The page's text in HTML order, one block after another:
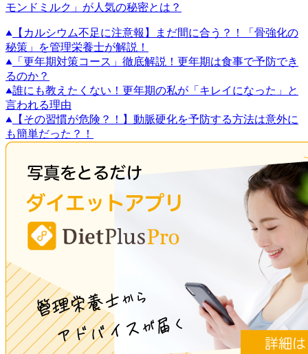
モンドミルク」が人気の秘密とは？
【カルシウム不足に注意報】まだ間に合う？！「骨強化の
秘策」を管理栄養士が解説！
「更年期対策コース」徹底解説！更年期は食事で予防でき
るのか？
誰にも教えたくない！更年期の私が「キレイになった」と
言われる理由
【その習慣が危険？！】動脈硬化を予防する方法は意外に
も簡単だった？！